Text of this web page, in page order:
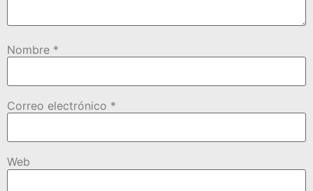
Nombre *
Correo electrónico *
Web